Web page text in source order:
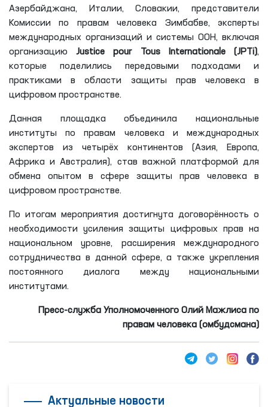
Азербайджана, Италии, Словакии, представители
Комиссии по правам человека Зимбабве, эксперты
международных организаций и системы ООН, включая
организациюJustice pour Tous Internationale (JPTi),
которые поделились передовыми подходами и
практиками в области защиты прав человека в
цифровом пространстве.
Данная площадка объединила национальные
институты по правам человека и международных
экспертов из четырёх континентов (Азия, Европа,
Африка и Австралия), став важной платформой для
обмена опытом в сфере защиты прав человека в
цифровом пространстве.
По итогам мероприятия достигнута договорённость о
необходимости усиления защиты цифровых прав на
национальном уровне, расширения международного
сотрудничества в данной сфере, а также укрепления
постоянного диалога между национальными
институтами.
Пресс-служба Уполномоченного Олий Мажлиса по
правам человека (омбудсмана)
Актуальные новости